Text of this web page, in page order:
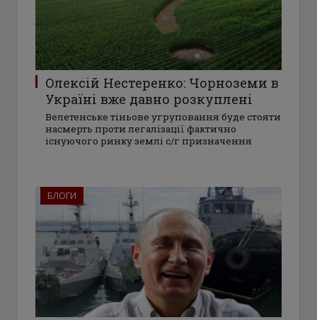
Олексій Нестеренко: Чорноземи в
Україні вже давно розкуплені
Велетенське тіньове угруповання буде стояти
насмерть проти легалізації фактично
існуючого ринку землі с/г призначення
БЛОГИ